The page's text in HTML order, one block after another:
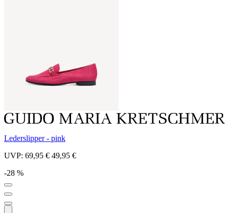
Lederslipper - pink
UVP: 69,95 € 49,95 €
-28 %